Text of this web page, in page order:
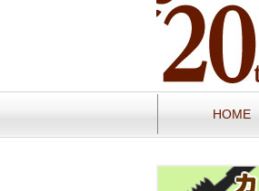
HOME